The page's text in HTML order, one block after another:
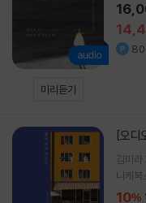
미리듣기
[오디
김미라
니케북
10%